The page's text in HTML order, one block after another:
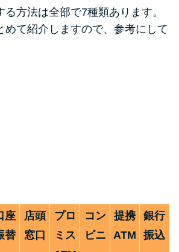
方法は全部で7種類あります。
めて紹介しますので、参考にして
座
替
店頭
窓口
プロ
ミス
コン
ビニ
提携
ATM
銀行
振込